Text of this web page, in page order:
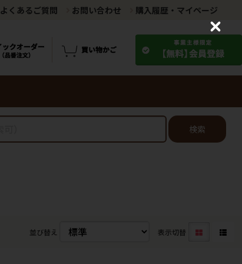
よくあるご質問 お問い合わせ 購入履歴・マイページ
検索
並び替え 表示切替
C
o
s
e